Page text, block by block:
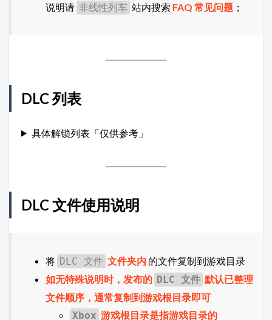
说明请 非线性列车 站内搜索 FAQ 常见问题 ；
DLC 列表
具体解锁列表「仅供参考」
DLC 文件使用说明
将 DLC 文件 文件夹内 的文件复制到游戏目录
如无特殊说明时，发布的 DLC 文件 默认已整理
文件顺序，通常复制到游戏根目录即可
Xbox 游戏根目录是指游戏目录的